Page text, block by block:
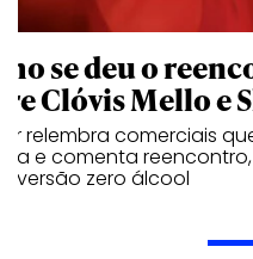
se deu o
Clóvis Mello e
relembra comerciais
e comenta
versão zero álcool